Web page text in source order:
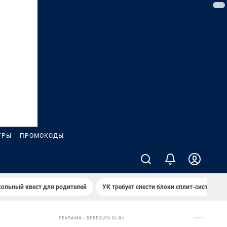
ПРОМОКОДЫ
квест для родителей УК требует снести блоки сплит-систем
РЕКЛАМА • BEREGVOLGI.RU